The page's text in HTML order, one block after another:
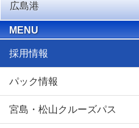
広島港
MENU
採用情報
パック情報
宮島・松山クルーズパス